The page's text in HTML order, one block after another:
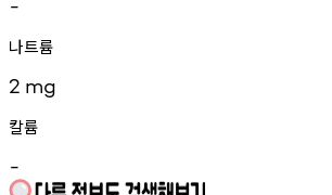
-
나트륨
2 mg
칼륨
-